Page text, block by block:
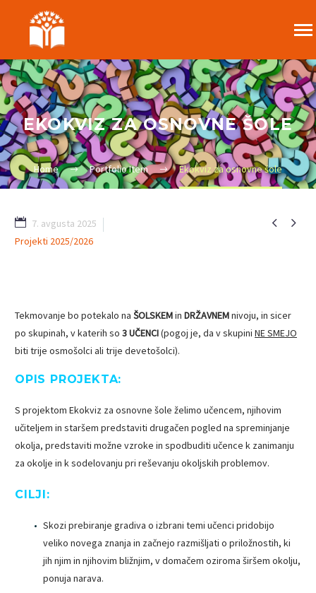
EKOKVIZ ZA OSNOVNE ŠOLE
Home Portfolio Item Ekokviz za osnovne šole
 
7. avgusta 2025
Projekti 2025/2026
Tekmovanje bo potekalo na ŠOLSKEMin DRŽAVNEMnivoju, in sicer
po skupinah, v katerih so 3 UČENCI(pogoj je, da v skupini NE SMEJO
biti trije osmošolci ali trije devetošolci).
OPIS PROJEKTA:
S projektom Ekokviz za osnovne šole želimo učencem, njihovim
učiteljem in staršem predstaviti drugačen pogled na spreminjanje
okolja, predstaviti možne vzroke in spodbuditi učence k zanimanju
za okolje in k sodelovanju pri reševanju okoljskih problemov.
CILJI:
Skozi prebiranje gradiva o izbrani temi učenci pridobijo
veliko novega znanja in začnejo razmišljati o priložnostih, ki
jih njim in njihovim bližnjim, v domačem oziroma širšem okolju,
ponuja narava.